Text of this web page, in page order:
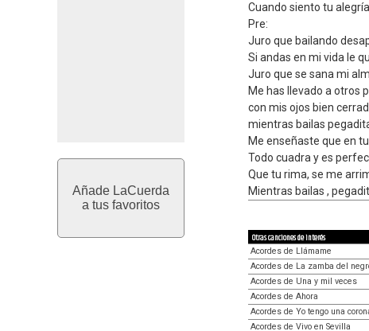
Añade LaCuerda
a tus favoritos
Cuando siento tu
Pre:
Juro que bailando
Si andas en mi vida le
Juro que se sana mi
Me has llevado a otros
con mis ojos bien
mientras bailas
Me enseñaste que en
Todo cuadra y es
Que tu rima, se me
Mientras bailas ,
Otras canciones de interés
Acordes de Llámame
Acordes de La zamba del
Acordes de Una y mil veces
Acordes de Ahora
Acordes de Yo tengo una
Acordes de Vivo en Sevilla